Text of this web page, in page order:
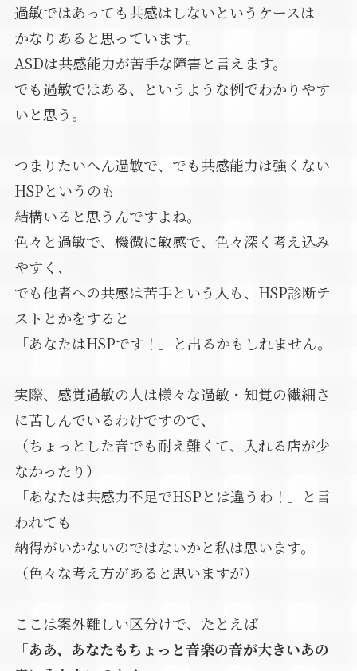
過敏ではあっても共感はしないというケースは
かなりあると思っています。
ASDは共感能力が苦手な障害と言えます。
でも過敏ではある、というような例でわかりやす
いと思う。
つまりたいへん過敏で、でも共感能力は強くない
HSPというのも
結構いると思うんですよね。
色々と過敏で、機微に敏感で、色々深く考え込み
やすく、
でも他者への共感は苦手という人も、HSP診断テ
ストとかをすると
「あなたはHSPです！」と出るかもしれません。
実際、感覚過敏の人は様々な過敏・知覚の繊細さ
に苦しんでいるわけですので、
（ちょっとした音でも耐え難くて、入れる店が少
なかったり）
「あなたは共感力不足でHSPとは違うわ！」と言
われても
納得がいかないのではないかと私は思います。
（色々な考え方があると思いますが）
ここは案外難しい区分けで、たとえば
「ああ、あなたもちょっと音楽の音が大きいあの